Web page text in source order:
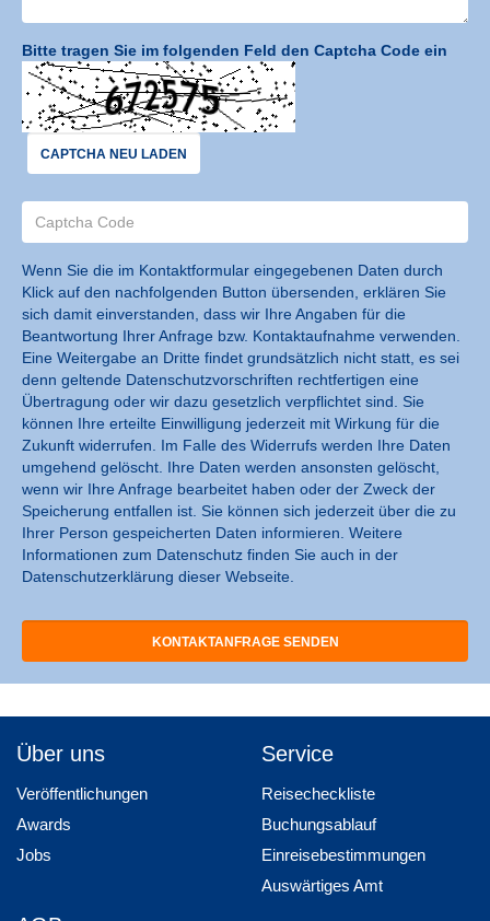
Bitte tragen Sie im folgenden Feld den Captcha Code ein
CAPTCHA NEU LADEN
Wenn Sie die im Kontaktformular eingegebenen Daten durch
Klick auf den nachfolgenden Button übersenden, erklären Sie
sich damit einverstanden, dass wir Ihre Angaben für die
Beantwortung Ihrer Anfrage bzw. Kontaktaufnahme verwenden.
Eine Weitergabe an Dritte findet grundsätzlich nicht statt, es sei
denn geltende Datenschutzvorschriften rechtfertigen eine
Übertragung oder wir dazu gesetzlich verpflichtet sind. Sie
können Ihre erteilte Einwilligung jederzeit mit Wirkung für die
Zukunft widerrufen. Im Falle des Widerrufs werden Ihre Daten
umgehend gelöscht. Ihre Daten werden ansonsten gelöscht,
wenn wir Ihre Anfrage bearbeitet haben oder der Zweck der
Speicherung entfallen ist. Sie können sich jederzeit über die zu
Ihrer Person gespeicherten Daten informieren. Weitere
Informationen zum Datenschutz finden Sie auch in der
Datenschutzerklärung dieser Webseite.
Über uns
Veröffentlichungen
Awards
Jobs
Service
Reisecheckliste
Buchungsablauf
Einreisebestimmungen
Auswärtiges Amt